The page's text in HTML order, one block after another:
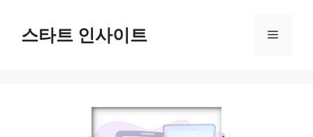
스타트 인사이트 메